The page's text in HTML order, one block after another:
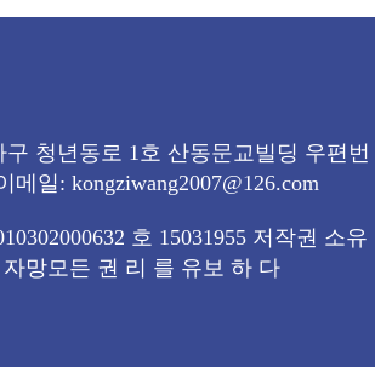
청년동로 1호 산동문교빌딩 우편번
메일: kongziwang2007@126.com
호 15031955 저작권 소유
망모든 권 리 를 유보 하 다